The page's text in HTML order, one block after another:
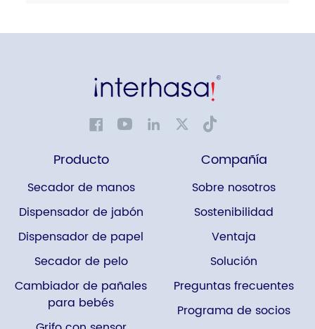
Producto
Secador de manos
Dispensador de jabón
Dispensador de papel
Secador de pelo
Cambiador de pañales
para bebés
Compañía
Sobre nosotros
Sostenibilidad
Ventaja
Solución
Preguntas frecuentes
Programa de socios